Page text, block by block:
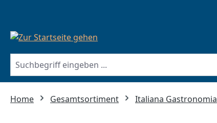
Home Gesamtsortiment Italiana Gastronomia